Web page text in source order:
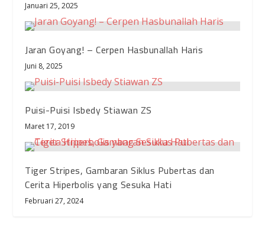
Januari 25, 2025
Jaran Goyang! – Cerpen Hasbunallah Haris
Juni 8, 2025
Puisi-Puisi Isbedy Stiawan ZS
Maret 17, 2019
Tiger Stripes, Gambaran Siklus Pubertas dan
Cerita Hiperbolis yang Sesuka Hati
Februari 27, 2024